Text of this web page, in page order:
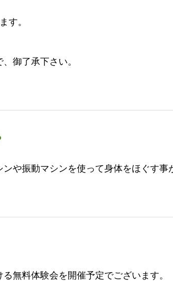
す。
御了承下さい。
や振動マシンを使って身体をほぐす事
無料体験会を開催予定でございます。